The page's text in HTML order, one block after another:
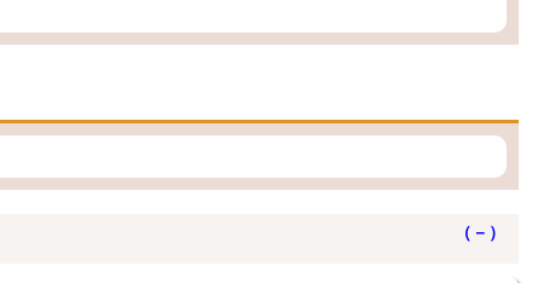
（－）